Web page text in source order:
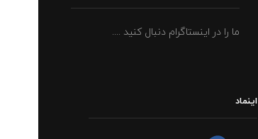
ما را در اینستاگرام دنبال کنید ....
اینماد